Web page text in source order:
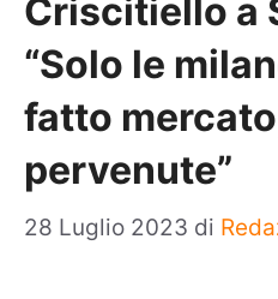
Criscitiello a
“Solo le
fatto
pervenute”
28 Luglio 2023 di